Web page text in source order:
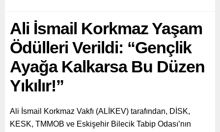
Ali İsmail Korkmaz Yaşam
Ödülleri Verildi: “Gençlik
Ayağa Kalkarsa Bu Düzen
Yıkılır!”
Ali İsmail Korkmaz Vakfı (ALİKEV) tarafından, DİSK,
KESK, TMMOB ve Eskişehir Bilecik Tabip Odası’nın